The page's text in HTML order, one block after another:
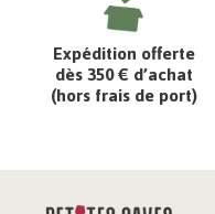
Expédition offerte
dès 350 € d’achat
(hors frais de port)